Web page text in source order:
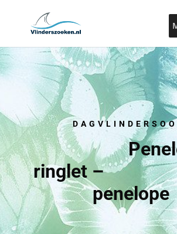
ringlet –
penelope